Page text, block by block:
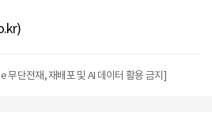
무단전재, 재배포 및 AI 데이터 활용 금지]